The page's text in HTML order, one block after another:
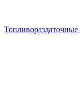
Топливораздаточные